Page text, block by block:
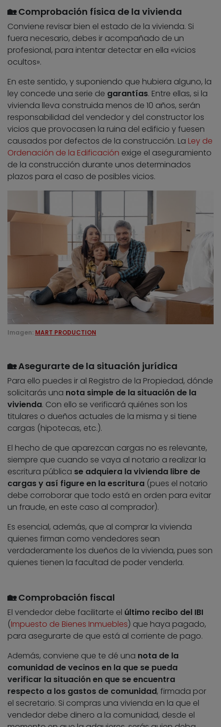
🏡 Comprobación física de la vivienda
Conviene revisar bien el estado de la vivienda. Si
fuera necesario, debes ir acompañado de un
profesional, para intentar detectar en ella «vicios
ocultos».
En este sentido, y suponiendo que hubiera alguno, la
ley concede una serie de garantías. Entre ellas, si la
vivienda lleva construida menos de 10 años, serán
responsabilidad del vendedor y del constructor los
vicios que provocasen la ruina del edificio y fuesen
causados por defectos de la construcción. La Ley de
Ordenación de la Edificación exige el aseguramiento
de la construcción durante unos determinados
plazos para el caso de posibles vicios.
Imagen: MART PRODUCTION
🏡 Asegurarte de la situación jurídica
Para ello puedes ir al Registro de la Propiedad, dónde
solicitarás una nota simple de la situación de la
vivienda. Con ello se verificará quiénes son los
titulares o dueños actuales de la misma y si tiene
cargas (hipotecas, etc.).
El hecho de que aparezcan cargas no es relevante,
siempre que cuando se vaya al notario a realizar la
escritura pública se adquiera la vivienda libre de
cargas y así figure en la escritura (pues el notario
debe corroborar que todo está en orden para evitar
un fraude, en este caso al comprador).
Es esencial, además, que al comprar la vivienda
quienes firman como vendedores sean
verdaderamente los dueños de la vivienda, pues son
quienes tienen la facultad de poder venderla.
🏡 Comprobación fiscal
El vendedor debe facilitarte el último recibo del IBI
(Impuesto de Bienes Inmuebles) que haya pagado,
para asegurarte de que está al corriente de pago.
Además, conviene que te dé una nota de la
comunidad de vecinos en la que se pueda
verificar la situación en que se encuentra
respecto a los gastos de comunidad, firmada por
el secretario. Si compras una vivienda en la que el
vendedor debe dinero a la comunidad, desde el